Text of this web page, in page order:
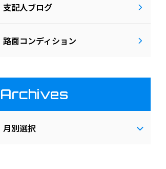
支配人ブログ
路面コンディション
Archives
月別選択